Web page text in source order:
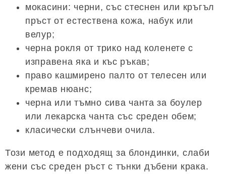
мокасини: черни, със стеснен или кръгъл
пръст от естествена кожа, набук или
велур;
черна рокля от трико над коленете с
изправена яка и къс ръкав;
право кашмирено палто от телесен или
кремав нюанс;
черна или тъмно сива чанта за боулер
или лекарска чанта със среден обем;
класически слънчеви очила.
Този метод е подходящ за блондинки, слаби
жени със среден ръст с тънки дъбени крака.